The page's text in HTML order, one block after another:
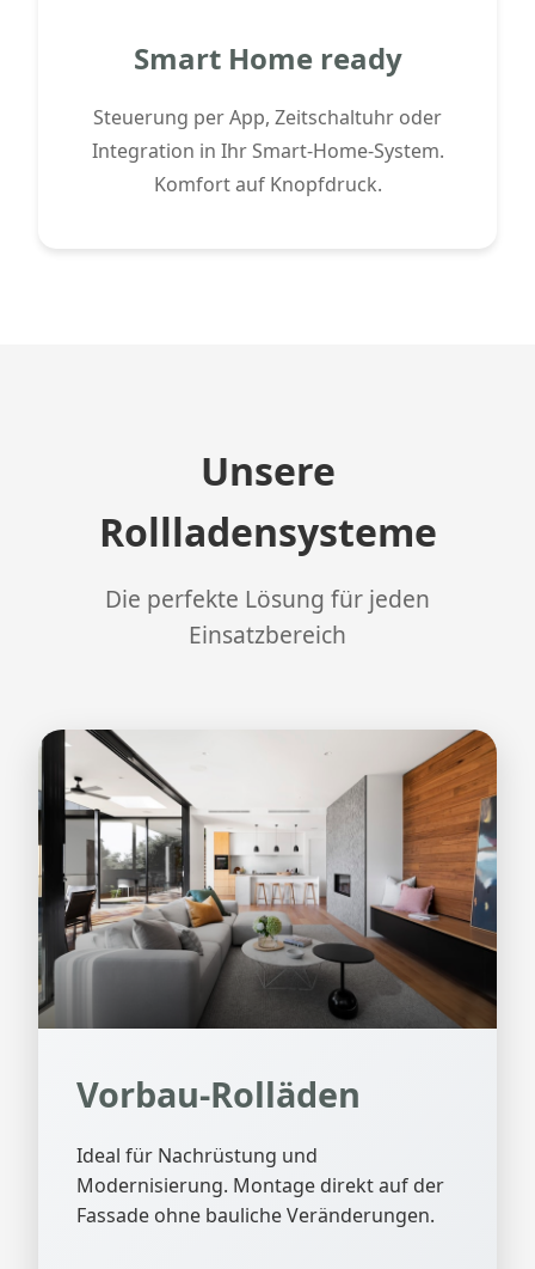
Smart Home ready
Steuerung per App, Zeitschaltuhr oder
Integration in Ihr Smart-Home-System.
Komfort auf Knopfdruck.
Unsere
Rollladensysteme
Die perfekte Lösung für jeden
Einsatzbereich
Vorbau-Rolläden
Ideal für Nachrüstung und
Modernisierung. Montage direkt auf der
Fassade ohne bauliche Veränderungen.